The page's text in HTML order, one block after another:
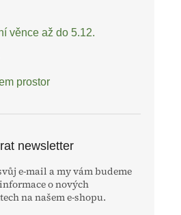
věnce až do 5.12.
prostor
newsletter
e-mail a my vám budeme
o nových
na našem e-shopu.